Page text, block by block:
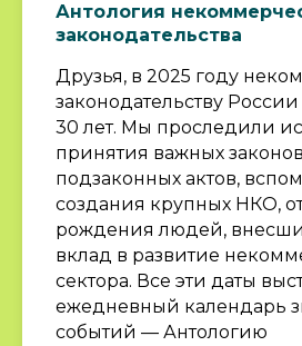
Антология
законодательства
Друзья, в 2025 году
законодательству
30 лет. Мы проследили
принятия важных
подзаконных актов,
создания крупных НКО,
рождения людей,
вклад в развитие
сектора. Все эти даты
ежедневный календарь
событий — Антологию